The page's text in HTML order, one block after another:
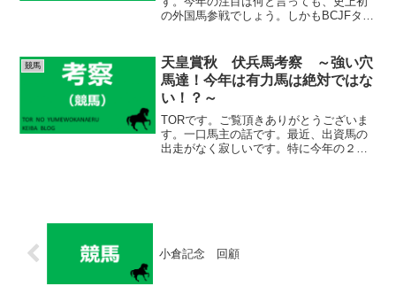
の外国馬参戦でしょう。しかもBCJFター
になると思います。しっかりとチェック
していきたいと思い...
競馬
天皇賞秋 伏兵馬考察 ～強い穴
馬達！今年は有力馬は絶対ではな
い！？～
TORです。ご覧頂きありがとうございま
す。一口馬主の話です。最近、出資馬の
出走がなく寂しいです。特に今年の２歳
小倉記念 回顧